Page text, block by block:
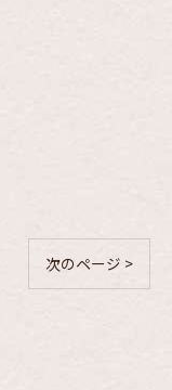
次のページ >